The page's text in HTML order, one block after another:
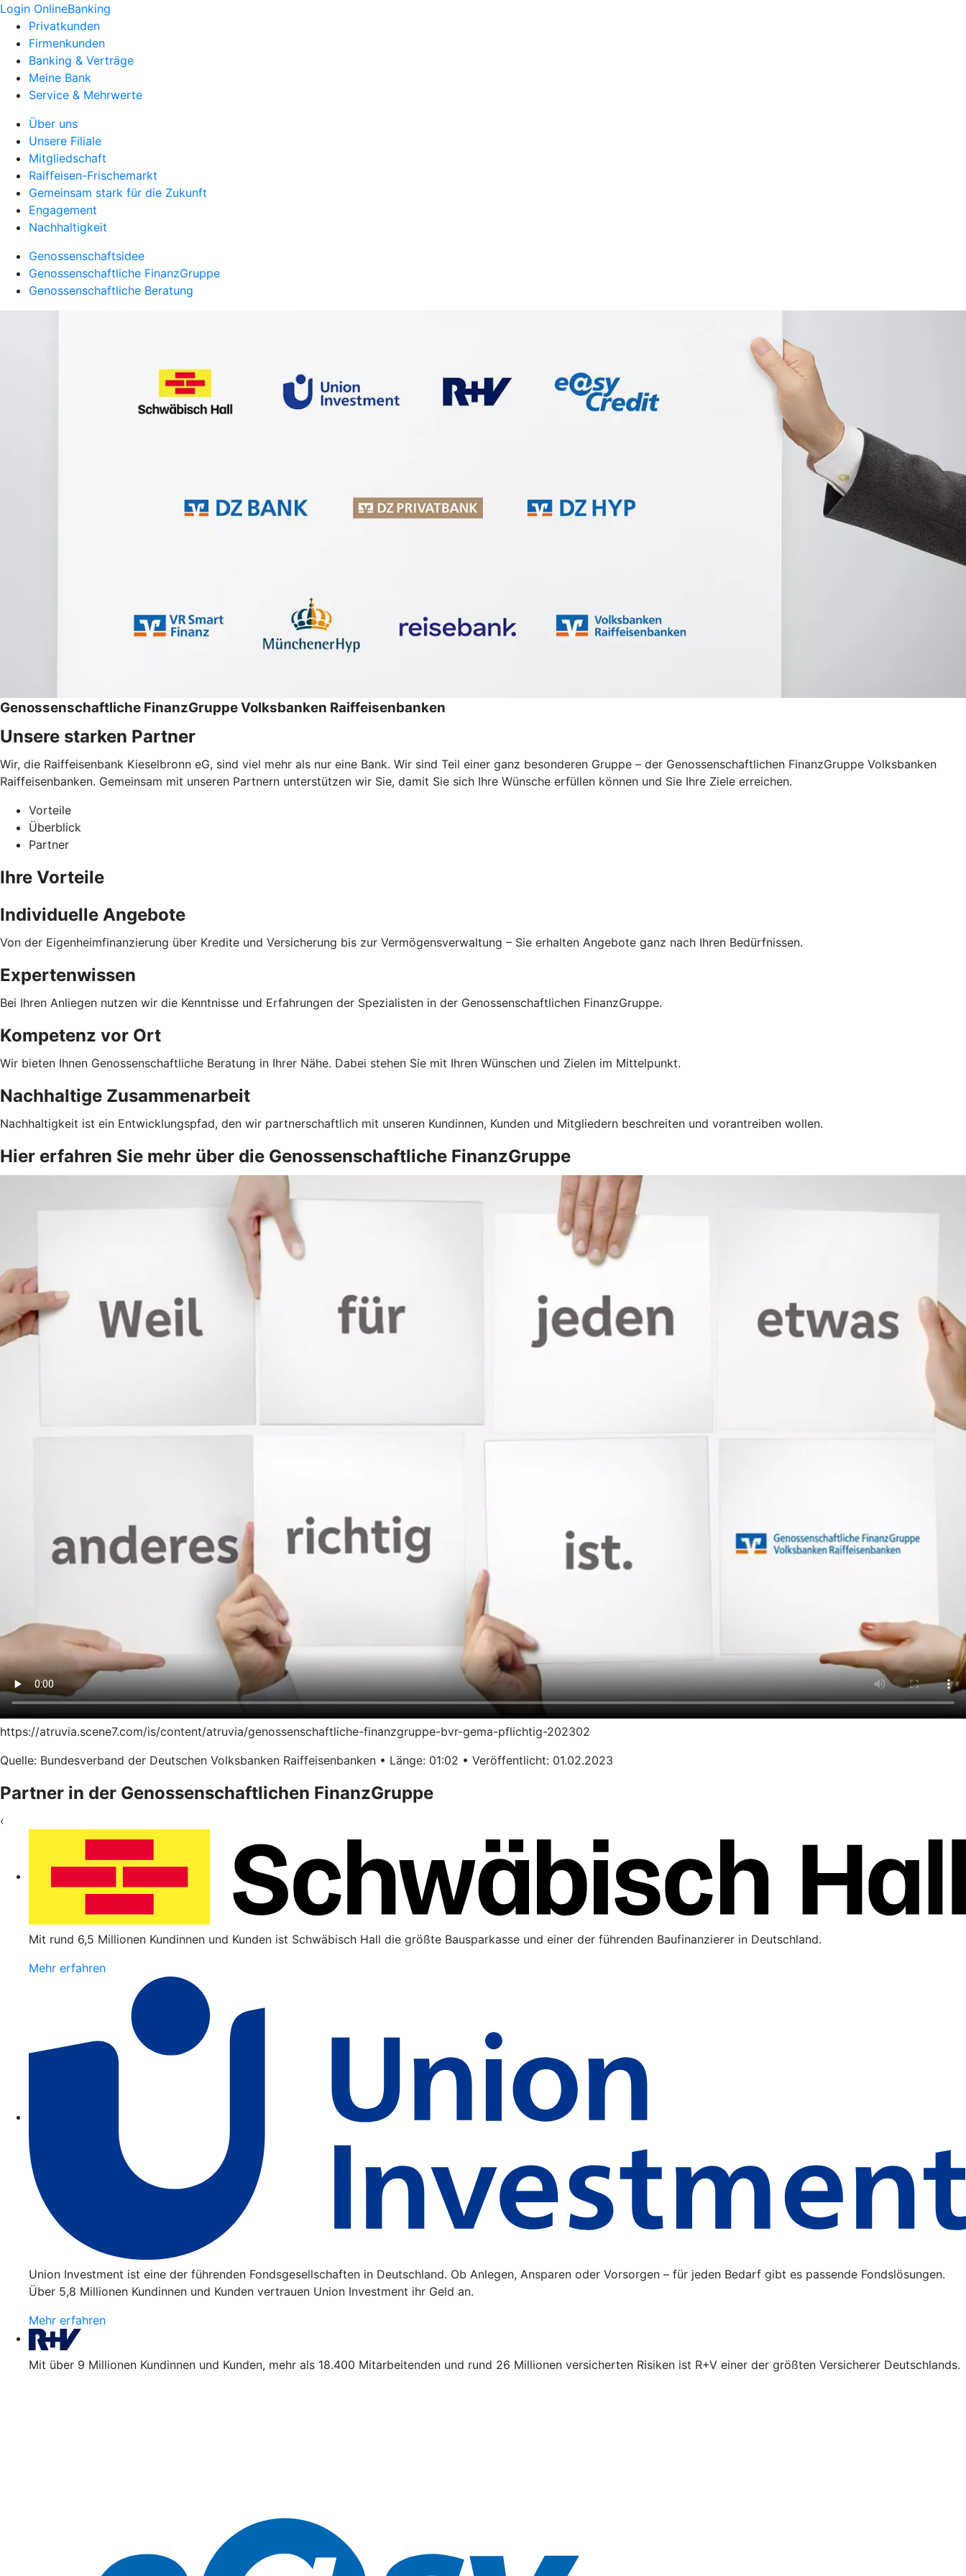
Login OnlineBanking
Privatkunden
Firmenkunden
Banking & Verträge
Meine Bank
Service & Mehrwerte
Über uns
Unsere Filiale
Mitgliedschaft
Raiffeisen-Frischemarkt
Gemeinsam stark für die Zukunft
Engagement
Nachhaltigkeit
Genossenschaftsidee
Genossenschaftliche FinanzGruppe
Genossenschaftliche Beratung
Genossenschaftliche FinanzGruppe Volksbanken Raiffeisenbanken
Unsere starken Partner
Wir, die Raiffeisenbank Kieselbronn eG, sind viel mehr als nur eine Bank. Wir sind Teil einer ganz besonderen Gruppe – der Genossenschaftlichen FinanzGruppe Volksbanken
Raiffeisenbanken. Gemeinsam mit unseren Partnern unterstützen wir Sie, damit Sie sich Ihre Wünsche erfüllen können und Sie Ihre Ziele erreichen.
Vorteile
Überblick
Partner
Ihre Vorteile
Individuelle Angebote
Von der Eigenheimfinanzierung über Kredite und Versicherung bis zur Vermögensverwaltung – Sie erhalten Angebote ganz nach Ihren Bedürfnissen.
Expertenwissen
Bei Ihren Anliegen nutzen wir die Kenntnisse und Erfahrungen der Spezialisten in der Genossenschaftlichen FinanzGruppe.
Kompetenz vor Ort
Wir bieten Ihnen Genossenschaftliche Beratung in Ihrer Nähe. Dabei stehen Sie mit Ihren Wünschen und Zielen im Mittelpunkt.
Nachhaltige Zusammenarbeit
Nachhaltigkeit ist ein Entwicklungspfad, den wir partnerschaftlich mit unseren Kundinnen, Kunden und Mitgliedern beschreiten und vorantreiben wollen.
Hier erfahren Sie mehr über die Genossenschaftliche FinanzGruppe
https://atruvia.scene7.com/is/content/atruvia/genossenschaftliche-finanzgruppe-bvr-gema-pflichtig-202302
Quelle: Bundesverband der Deutschen Volksbanken Raiffeisenbanken • Länge: 01:02 • Veröffentlicht: 01.02.2023
Partner in der Genossenschaftlichen FinanzGruppe
‹
Mit rund 6,5 Millionen Kundinnen und Kunden ist Schwäbisch Hall die größte Bausparkasse und einer der führenden Baufinanzierer in Deutschland.
Mehr erfahren
Union Investment ist eine der führenden Fondsgesellschaften in Deutschland. Ob Anlegen, Ansparen oder Vorsorgen – für jeden Bedarf gibt es passende Fondslösungen.
Über 5,8 Millionen Kundinnen und Kunden vertrauen Union Investment ihr Geld an.
Mehr erfahren
Mit über 9 Millionen Kundinnen und Kunden, mehr als 18.400 Mitarbeitenden und rund 26 Millionen versicherten Risiken ist R+V einer der größten Versicherer Deutschlands.